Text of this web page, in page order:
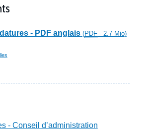
- PDF anglais (PDF- 2.7 Mio)
- Conseil d’administration